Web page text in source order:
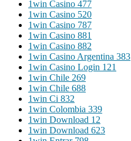
1win Casino 477
1win Casino 520
1win Casino 787
1win Casino 881
1win Casino 882
1win Casino Argentina 383
1win Casino Login 121
1win Chile 269
1win Chile 688
1win Ci 832
1win Colombia 339
1win Download 12
1win Download 623